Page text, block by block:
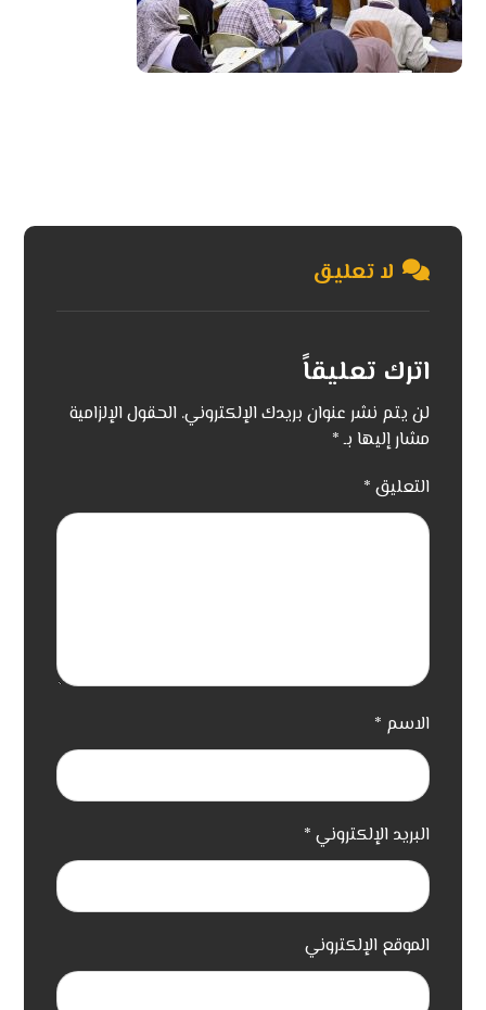
لا تعليق
اترك تعليقاً
لن يتم نشر عنوان بريدك الإلكتروني. الحقول الإلزامية
مشار إليها بـ*
التعليق *
الاسم *
البريد الإلكتروني *
الموقع الإلكتروني